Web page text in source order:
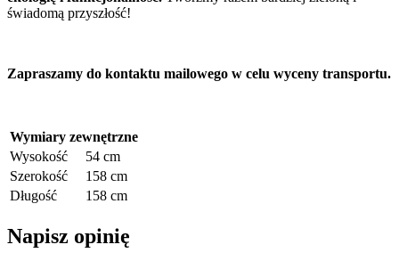
świadomą przyszłość!
Zapraszamy do kontaktu mailowego w celu wyceny transportu.
Wymiary zewnętrzne
Wysokość
54 cm
Szerokość
158 cm
Długość
158 cm
Napisz opinię